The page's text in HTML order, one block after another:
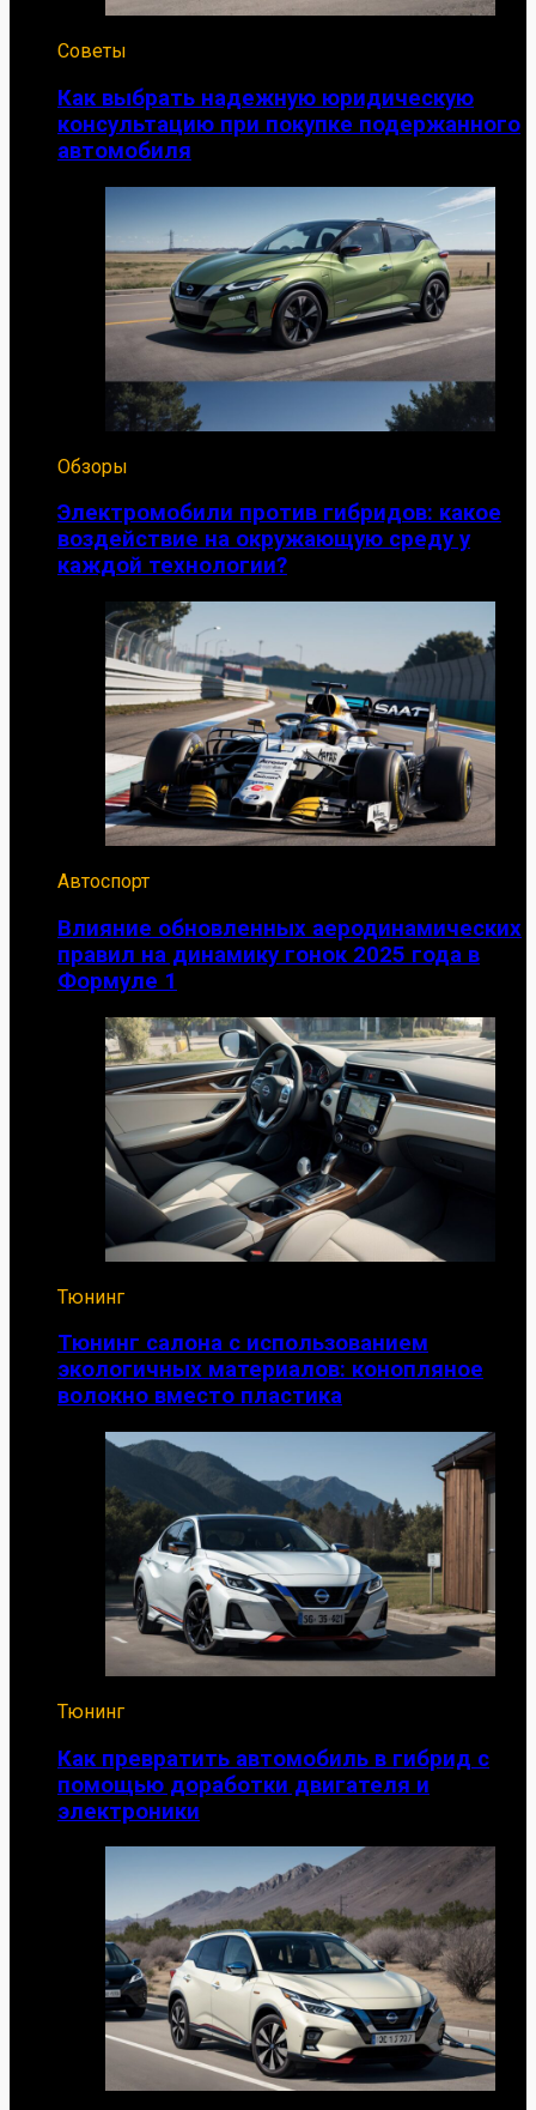
Советы
Как выбрать надежную юридическую
консультацию при покупке подержанного
автомобиля
Обзоры
Электромобили против гибридов: какое
воздействие на окружающую среду у
каждой технологии?
Автоспорт
Влияние обновленных аеродинамических
правил на динамику гонок 2025 года в
Формуле 1
Тюнинг
Тюнинг салона с использованием
экологичных материалов: конопляное
волокно вместо пластика
Тюнинг
Как превратить автомобиль в гибрид с
помощью доработки двигателя и
электроники